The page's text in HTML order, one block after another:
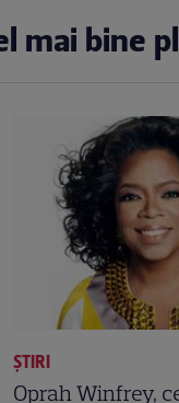
mai bine
ȘTIRI
Oprah Winfrey,